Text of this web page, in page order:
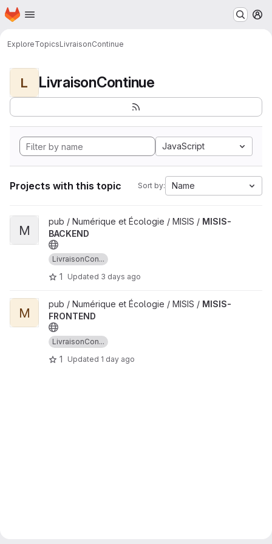
Skip to main content
Homepage
ExploreTopicsLivraisonContinue
L LivraisonContinue
JavaScript
Projects with this topic Sort by: Name
View MISIS-BACKEND project
M
pub / Numérique et Écologie / MISIS / MISIS-
BACKEND
LivraisonCon...
1 Updated 3 days ago
View MISIS-FRONTEND project
M
pub / Numérique et Écologie / MISIS / MISIS-
FRONTEND
LivraisonCon...
1 Updated 1 day ago